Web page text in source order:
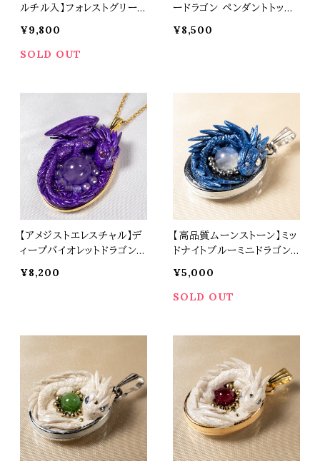
ルチル入】フォレストグリーン
リジナルアクセサリー 天然
石 パワーストーン t0566
¥9,800
SOLD OUT
ードラゴン ペンダントトップ
然石 パワーストーン t0565
¥8,500
【アメジストエレスチャル】デ
ィープバイオレットドラゴン
アクセサリー 天然石 パワー
¥8,200
【高品質ムーンストーン】ミッ
ドナイトブルーミニドラゴン
アクセサリー 天然石 パワー
ストーン t0536
¥5,000
SOLD OUT